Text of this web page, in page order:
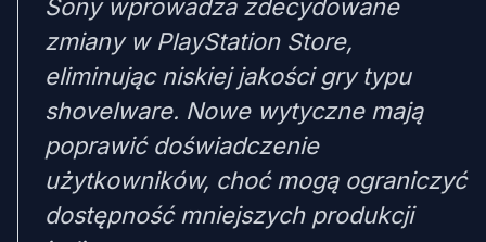
Sony wprowadza zdecydowane
zmiany w PlayStation Store,
eliminując niskiej jakości gry typu
shovelware. Nowe wytyczne mają
poprawić doświadczenie
użytkowników, choć mogą ograniczyć
dostępność mniejszych produkcji